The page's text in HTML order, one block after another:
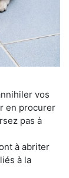
vos
en procurer
pas à
à abriter
à la